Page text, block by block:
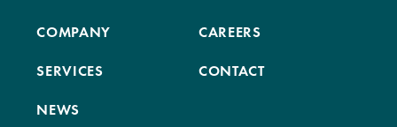
COMPANY
SERVICES
NEWS
CAREERS
CONTACT